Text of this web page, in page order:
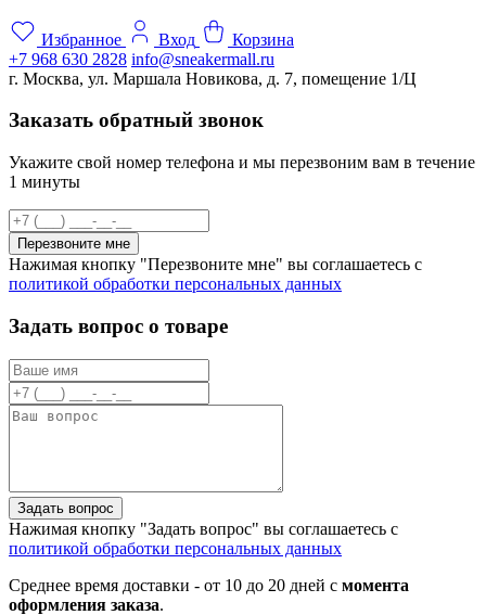
Избранное Вход
Корзина
+7 968 630 2828 info@sneakermall.ru
г. Москва, ул. Маршала Новикова, д. 7, помещение 1/Ц
Заказать обратный звонок
Укажите свой номер телефона и мы перезвоним вам в течение
1 минуты
Перезвоните мне
Нажимая кнопку "Перезвоните мне" вы соглашаетесь с
политикой обработки персональных данных
Задать вопрос о товаре
Задать вопрос
Нажимая кнопку "Задать вопрос" вы соглашаетесь с
политикой обработки персональных данных
Среднее время доставки - от 10 до 20 дней с момента
оформления заказа.